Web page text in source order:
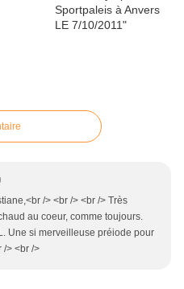
/> <br /> <br /> Très
au coeur, comme toujours.
Une si merveilleuse préiode pour
/> <br />